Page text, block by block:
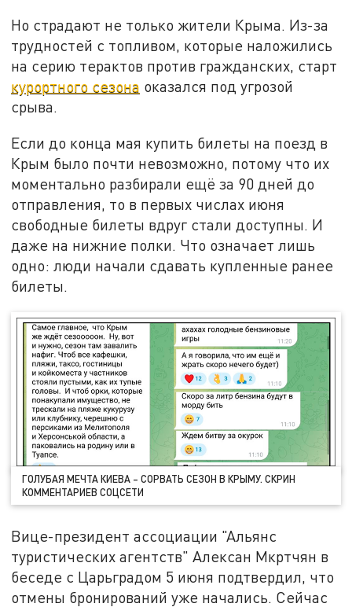
Но страдают не только жители Крыма. Из-за
трудностей с топливом, которые наложились
на серию терактов против гражданских, старт
курортного сезона оказался под угрозой
срыва.
Если до конца мая купить билеты на поезд в
Крым было почти невозможно, потому что их
моментально разбирали ещё за 90 дней до
отправления, то в первых числах июня
свободные билеты вдруг стали доступны. И
даже на нижние полки. Что означает лишь
одно: люди начали сдавать купленные ранее
билеты.
ГОЛУБАЯ МЕЧТА КИЕВА – СОРВАТЬ СЕЗОН В КРЫМУ. СКРИН
КОММЕНТАРИЕВ СОЦСЕТИ
Вице-президент ассоциации "Альянс
туристических агентств" Алексан Мкртчян в
беседе с Царьградом 5 июня подтвердил, что
отмены бронирований уже начались. Сейчас